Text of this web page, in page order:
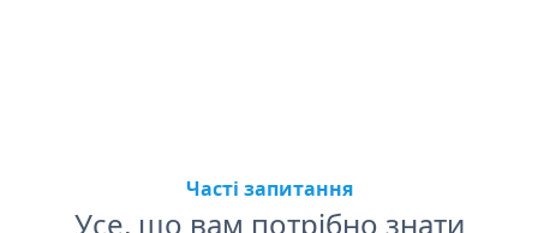
Часті запитання
Усе, що вам потрібно знати